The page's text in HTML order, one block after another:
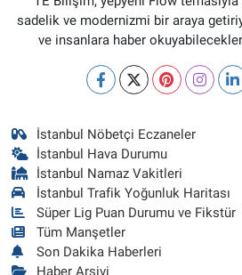
sadelik ve modernizmi bir araya
ve insanlara haber
İstanbul Nöbetçi Eczaneler
İstanbul Hava Durumu
İstanbul Namaz Vakitleri
İstanbul Trafik Yoğunluk Haritası
Süper Lig Puan Durumu ve Fikstür
Tüm Manşetler
Son Dakika Haberleri
Haber Arşivi